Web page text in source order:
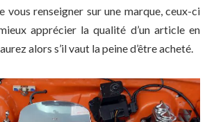
vous renseigner sur une marque, ceux-ci
apprécier la qualité d’un article en
alors s’il vaut la peine d’être acheté.